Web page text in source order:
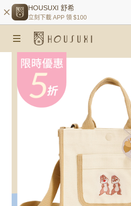
HOUSUXI 舒希
立刻下載 APP 領 $100